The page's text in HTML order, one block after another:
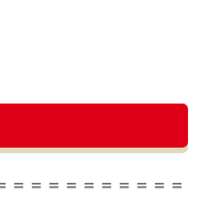
＝＝＝＝＝＝＝＝＝＝